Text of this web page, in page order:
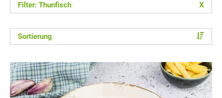
Filter: Thunfisch X
Sortierung